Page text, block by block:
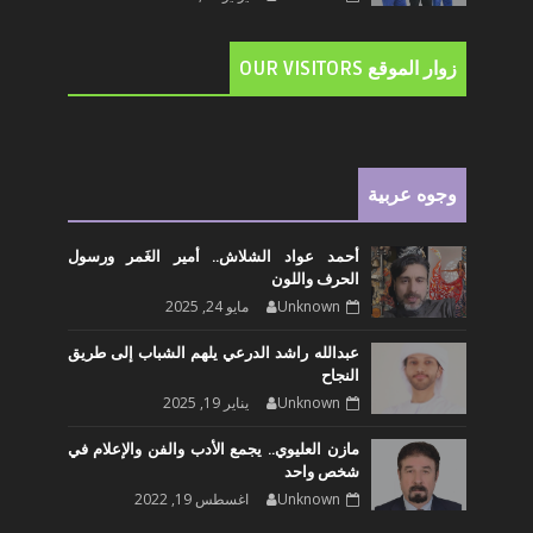
زوار الموقع OUR VISITORS
وجوه عربية
أحمد عواد الشلاش.. أمير الغَمر ورسول
الحرف واللون
Unknown مايو 24, 2025
عبدالله راشد الدرعي يلهم الشباب إلى طريق
النجاح
Unknown يناير 19, 2025
مازن العليوي.. يجمع الأدب والفن والإعلام في
شخص واحد
Unknown اغسطس 19, 2022